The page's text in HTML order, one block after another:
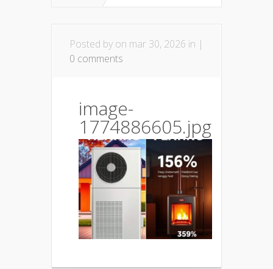
Posted by on mar 30, 2026 in |
0 comments
image-
1774886605.jpg